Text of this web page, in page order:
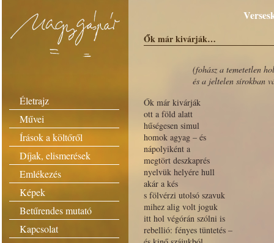
Életrajz
Művei
Írások a költőről
Díjak, elismerések
Emlékezés
Képek
Betűrendes mutató
Kapcsolat
Ők már kivárják…
(fohász a temetetlen
és a jeltelen sírokban
Ők már kivárják
ott a föld alatt
hűségesen simul
homok agyag – és
nápolyiként a
megtört deszkaprés
nyelvük helyére hull
akár a kés
s fölvérzi utolsó szavuk
mihez alig volt joguk
itt hol végórán szólni is
rebellió: fényes tüntetés –